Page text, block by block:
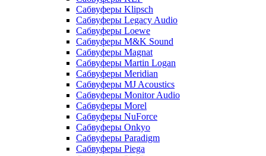
Сабвуферы Klipsch
Сабвуферы Legacy Audio
Сабвуферы Loewe
Сабвуферы M&K Sound
Сабвуферы Magnat
Сабвуферы Martin Logan
Сабвуферы Meridian
Сабвуферы MJ Acoustics
Сабвуферы Monitor Audio
Сабвуферы Morel
Сабвуферы NuForce
Сабвуферы Onkyo
Сабвуферы Paradigm
Сабвуферы Piega